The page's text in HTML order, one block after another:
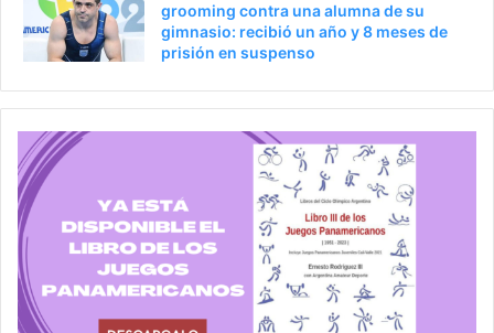
grooming contra una alumna de su
gimnasio: recibió un año y 8 meses de
prisión en suspenso